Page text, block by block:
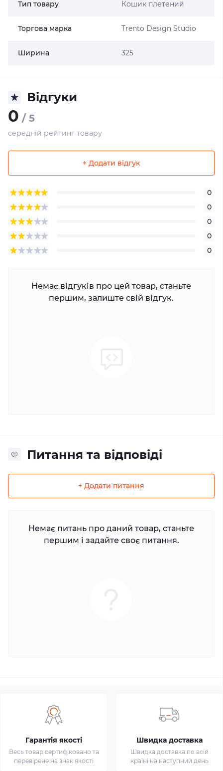
Тип товару Кошик плетений
Торгова марка Trento Design Studio
Ширина 325
Відгуки
0 / 5
середній рейтинг товару
+ Додати відгук
0
0
0
0
0
Немає відгуків про цей товар, станьте
першим, залиште свій відгук.
Питання та відповіді
+ Додати питання
Немає питань про даний товар, станьте
першим і задайте своє питання.
Гарантія якості
Весь товар сертифіковано та
перевірене на знак якості
Швидка доставка
Швидка доставка по всій
країні на наступний день